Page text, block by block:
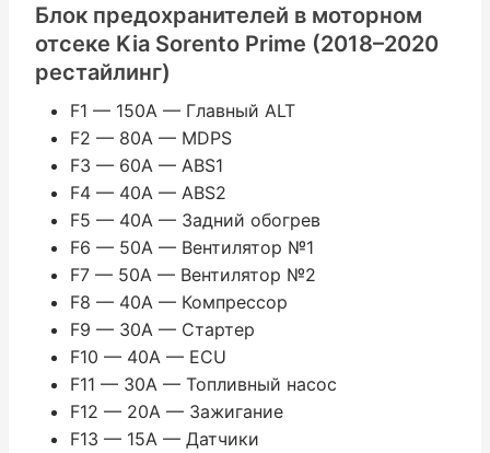
Блок предохранителей в моторном
отсеке Kia Sorento Prime (2018–2020
рестайлинг)
F1 — 150A — Главный ALT
F2 — 80A — MDPS
F3 — 60A — ABS1
F4 — 40A — ABS2
F5 — 40A — Задний обогрев
F6 — 50A — Вентилятор №1
F7 — 50A — Вентилятор №2
F8 — 40A — Компрессор
F9 — 30A — Стартер
F10 — 40A — ECU
F11 — 30A — Топливный насос
F12 — 20A — Зажигание
F13 — 15A — Датчики